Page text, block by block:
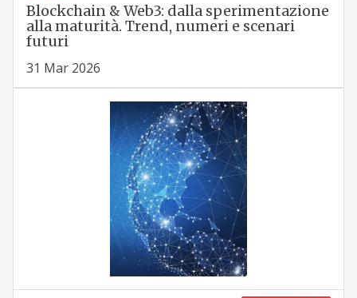
Blockchain & Web3: dalla sperimentazione
alla maturità. Trend, numeri e scenari
futuri
31 Mar 2026